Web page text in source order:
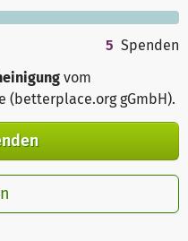
5 Spenden
vom
(betterplace.org gGmbH).